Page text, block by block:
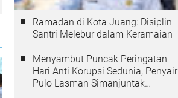
Ramadan di Kota Juang: Disiplin
Santri Melebur dalam Keramaian
Menyambut Puncak Peringatan
Hari Anti Korupsi Sedunia, Penyair
Pulo Lasman Simanjuntak